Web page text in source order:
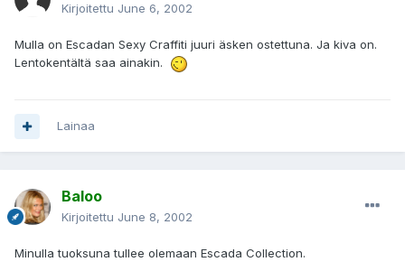
Kirjoitettu June 6, 2002
Mulla on Escadan Sexy Craffiti juuri äsken ostettuna. Ja kiva on.
Lentokentältä saa ainakin.
Lainaa
Baloo
Kirjoitettu June 8, 2002
Minulla tuoksuna tullee olemaan Escada Collection.